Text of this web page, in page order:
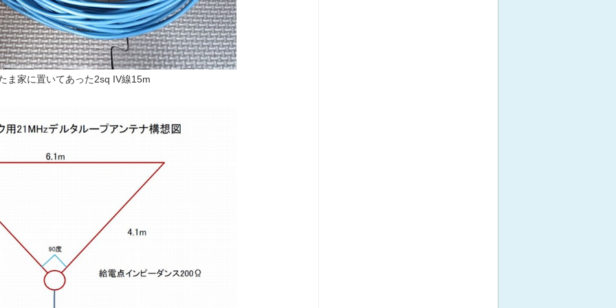
ま家に置いてあった2sq IV線15m